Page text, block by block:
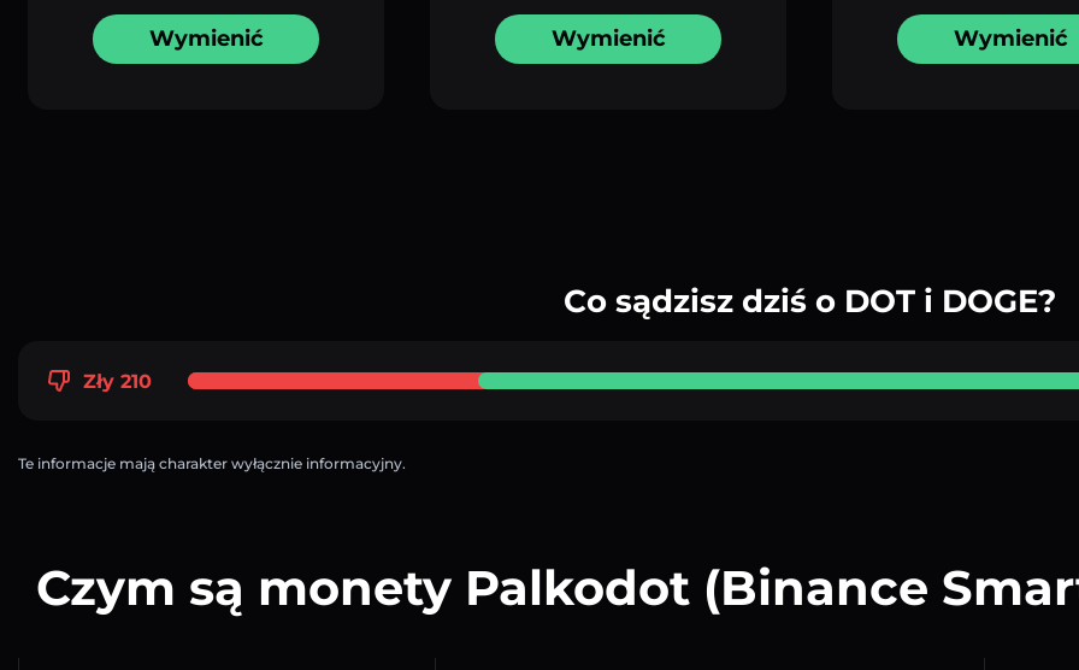
Wymienić Wymienić Wymienić
Co sądzisz dziś o DOT i DOGE?
Zły 210
Te informacje mają charakter wyłącznie informacyjny.
Czym są monety Palkodot (Binance